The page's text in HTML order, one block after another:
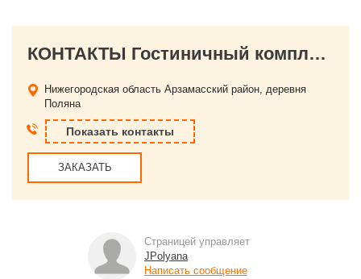
КОНТАКТЫ Гостиничный комплекс "Ясная Поляна"
Нижегородская область Арзамасский район, деревня
Поляна
Показать контакты
ЗАКАЗАТЬ
Страницей управляет
JPolyana
Написать сообщение